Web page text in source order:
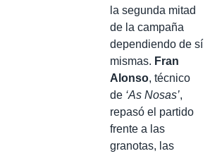
la segunda mitad
de la campaña
dependiendo de sí
mismas. Fran
Alonso, técnico
de ‘As Nosas’,
repasó el partido
frente a las
granotas, las